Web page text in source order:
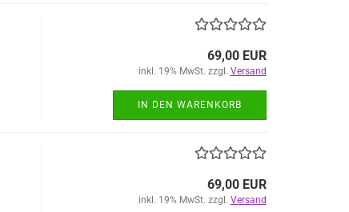
69,00 EUR
inkl. 19% MwSt. zzgl. Versand
IN DEN WARENKORB
69,00 EUR
inkl. 19% MwSt. zzgl. Versand